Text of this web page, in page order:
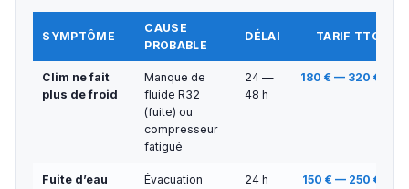
SYMPTÔME
CAUSE
PROBABLE
DÉLAI TARIF TTC
Clim ne fait
plus de froid
Manque de
fluide R32
(fuite) ou
compresseur
fatigué
24 —
48 h
180 € — 320 €
Fuite d’eau
Évacuation
24 h 150 € — 250 €